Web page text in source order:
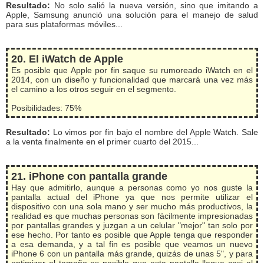
Resultado: No solo salió la nueva versión, sino que imitando a
Apple, Samsung anunció una solución para el manejo de salud
para sus plataformas móviles...
20. El iWatch de Apple
Es posible que Apple por fin saque su rumoreado iWatch en el
2014, con un diseño y funcionalidad que marcará una vez más
el camino a los otros seguir en el segmento.
Posibilidades: 75%
Resultado: Lo vimos por fin bajo el nombre del Apple Watch. Sale
a la venta finalmente en el primer cuarto del 2015...
21. iPhone con pantalla grande
Hay que admitirlo, aunque a personas como yo nos guste la
pantalla actual del iPhone ya que nos permite utilizar el
dispositivo con una sola mano y ser mucho más productivos, la
realidad es que muchas personas son fácilmente impresionadas
por pantallas grandes y juzgan a un celular "mejor" tan solo por
ese hecho. Por tanto es posible que Apple tenga que responder
a esa demanda, y a tal fin es posible que veamos un nuevo
iPhone 6 con un pantalla más grande, quizás de unas 5", y para